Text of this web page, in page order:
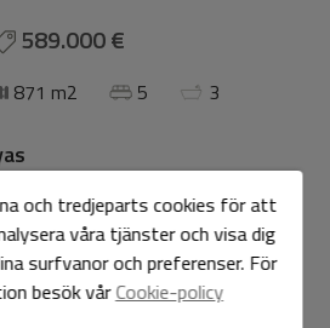
589.000 €
871 m2 5 3
och bergen till salu i Denia.
ett vardagsrum/matsal, utrustat
förråd. Bottenvåningen har
öppet kök, 2 sovrum och 1
och tredjeparts cookies för att
våra tjänster och visa dig
surfvanor och preferenser. För
besök vårCookie-policy